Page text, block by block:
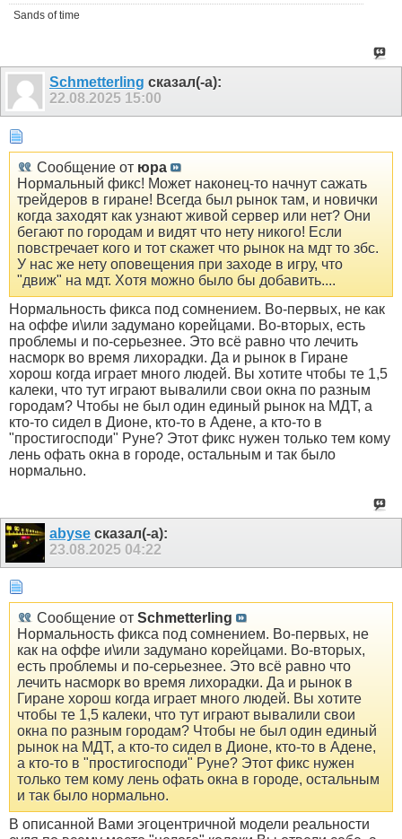
Sands of time
Schmetterling сказал(-а):
22.08.2025 15:00
Сообщение от юра
Нормальный фикс! Может наконец-то начнут сажать
трейдеров в гиране! Всегда был рынок там, и новички
когда заходят как узнают живой сервер или нет? Они
бегают по городам и видят что нету никого! Если
повстречает кого и тот скажет что рынок на мдт то збс.
У нас же нету оповещения при заходе в игру, что
"движ" на мдт. Хотя можно было бы добавить....
Нормальность фикса под сомнением. Во-первых, не как
на оффе и\или задумано корейцами. Во-вторых, есть
проблемы и по-серьезнее. Это всё равно что лечить
насморк во время лихорадки. Да и рынок в Гиране
хорош когда играет много людей. Вы хотите чтобы те 1,5
калеки, что тут играют вывалили свои окна по разным
городам? Чтобы не был один единый рынок на МДТ, а
кто-то сидел в Дионе, кто-то в Адене, а кто-то в
"простигосподи" Руне? Этот фикс нужен только тем кому
лень офать окна в городе, остальным и так было
нормально.
abyse сказал(-а):
23.08.2025 04:22
Сообщение от Schmetterling
Нормальность фикса под сомнением. Во-первых, не
как на оффе и\или задумано корейцами. Во-вторых,
есть проблемы и по-серьезнее. Это всё равно что
лечить насморк во время лихорадки. Да и рынок в
Гиране хорош когда играет много людей. Вы хотите
чтобы те 1,5 калеки, что тут играют вывалили свои
окна по разным городам? Чтобы не был один единый
рынок на МДТ, а кто-то сидел в Дионе, кто-то в Адене,
а кто-то в "простигосподи" Руне? Этот фикс нужен
только тем кому лень офать окна в городе, остальным
и так было нормально.
В описанной Вами эгоцентричной модели реальности